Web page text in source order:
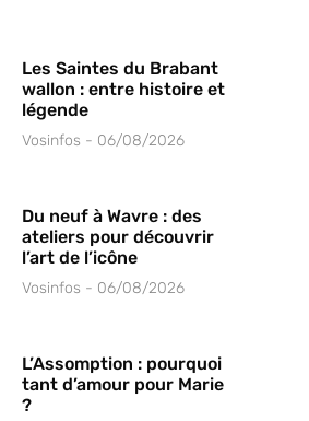
Les Saintes du Brabant
wallon : entre histoire et
légende
Vosinfos 06/08/2026
Du neuf à Wavre : des
ateliers pour découvrir
l’art de l’icône
Vosinfos 06/08/2026
L’Assomption : pourquoi
tant d’amour pour Marie
?